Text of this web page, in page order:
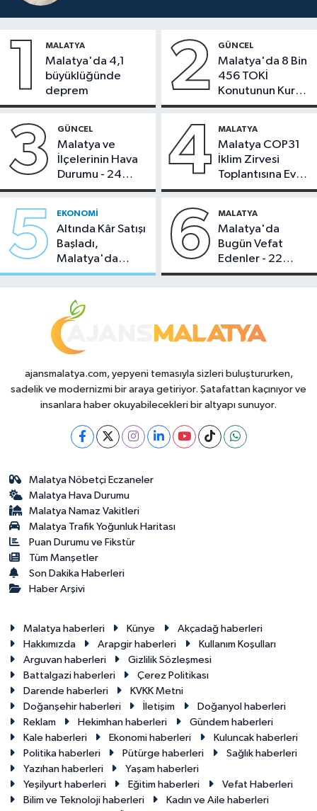
1 MALATYA
Malatya'da 4,1
büyüklüğünde
deprem
2 GÜNCEL
Malatya'da 8 Bin
456 TOKİ
Konutunun Kurası
Bugün Çekiliyor
3 GÜNCEL
Malatya ve
İlçelerinin Hava
Durumu - 24
Temmuz 2026
4 MALATYA
Malatya COP31
İklim Zirvesi
Toplantısına Ev
Sahipliği Yaptı
5 EKONOMI
Altında Kâr Satışı
Başladı,
Malatya'da
Makas Ne
6 MALATYA
Malatya'da
Bugün Vefat
Edenler - 22
Temmuz 2026
ajansmalatya.com, yepyeni temasıyla sizleri buluştururken,
sadelik ve modernizmi bir araya getiriyor. Şatafattan kaçınıyor ve
insanlara haber okuyabilecekleri bir altyapı sunuyor.
Malatya Nöbetçi Eczaneler
Malatya Hava Durumu
Malatya Namaz Vakitleri
Malatya Trafik Yoğunluk Haritası
Puan Durumu ve Fikstür
Tüm Manşetler
Son Dakika Haberleri
Haber Arşivi
Malatya haberleri Künye
Akçadağ haberleri
Hakkımızda
Arapgir haberleri
Kullanım Koşulları
Arguvan haberleri
Gizlilik Sözleşmesi
Battalgazi haberleri
Çerez Politikası
Darende haberleri
KVKK Metni
Doğanşehir haberleri
İletişim
Doğanyol haberleri
Reklam
Hekimhan haberleri
Gündem haberleri
Kale haberleri
Ekonomi haberleri
Kuluncak haberleri
Politika haberleri
Pütürge haberleri
Sağlık haberleri
Yazıhan haberleri
Yaşam haberleri
Yeşilyurt haberleri
Eğitim haberleri
Vefat Haberleri
Bilim ve Teknoloji haberleri
Kadın ve Aile haberleri